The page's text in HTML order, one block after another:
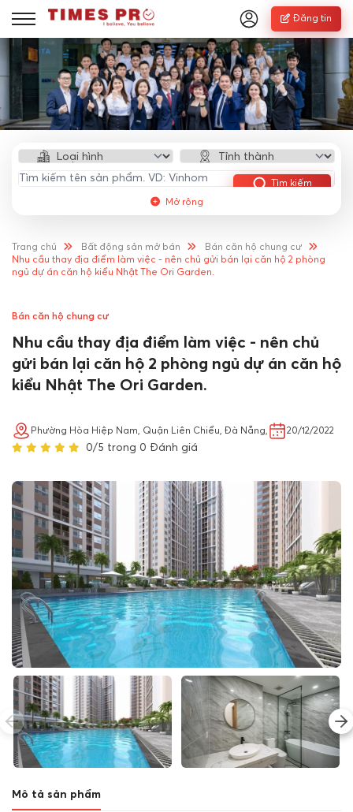
Đăng tin
Tìm kiếm
Mở rộng
Trang chủ Bất động sản mở bán
Bán căn hộ chung cư
Nhu cầu thay địa điểm làm việc - nên chủ gửi bán lại căn hộ 2 phòng
ngủ dự án căn hộ kiểu Nhật The Ori Garden.
Bán căn hộ chung cư
Nhu cầu thay địa điểm làm việc - nên chủ
gửi bán lại căn hộ 2 phòng ngủ dự án căn hộ
kiểu Nhật The Ori Garden.
Phường Hòa Hiệp Nam, Quận Liên Chiểu, Đà Nẵng, 20/12/2022
0/5 trong 0 Đánh giá
Mô tả sản phẩm